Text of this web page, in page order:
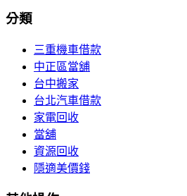
分類
三重機車借款
中正區當舖
台中搬家
台北汽車借款
家電回收
當舖
資源回收
隱適美價錢